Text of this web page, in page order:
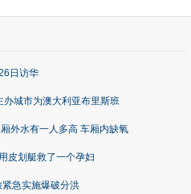
日访华
城市为澳大利亚布里斯班
外水有一人多高 车厢内缺氧
皮划艇救了一个孕妇
急实施爆破分洪